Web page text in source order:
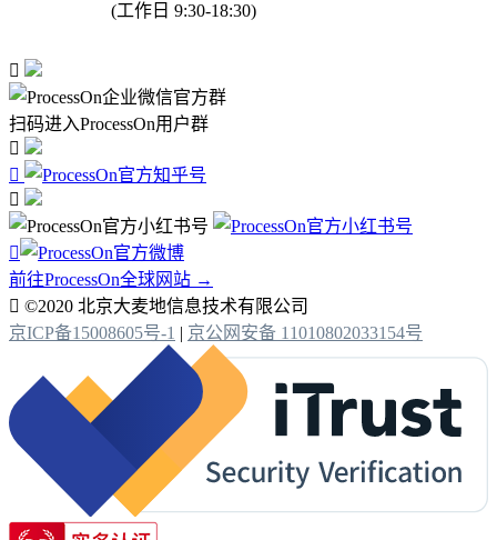
(工作日 9:30-18:30)

扫码进入ProcessOn用户群




前往ProcessOn全球网站 →
 ©2020 北京大麦地信息技术有限公司
京ICP备15008605号-1 | 京公网安备 11010802033154号